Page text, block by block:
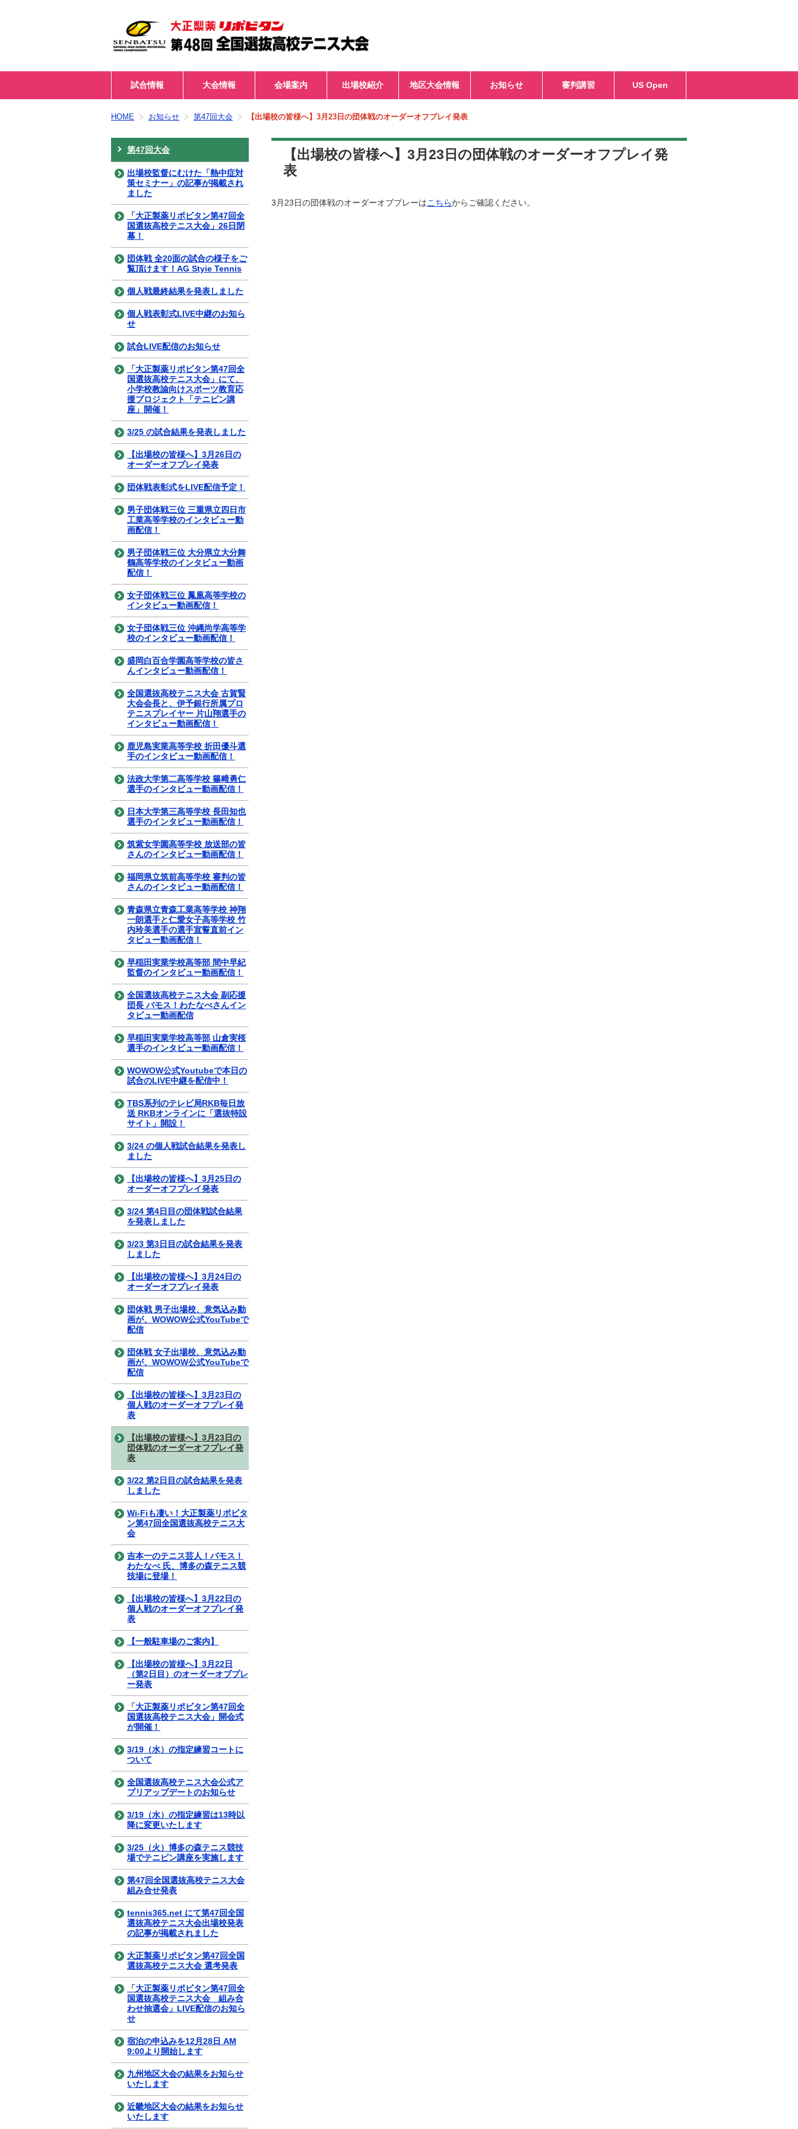
試合情報 大会情報 会場案内 出場校紹介 地区大会情報 お知らせ 審判講習 US Open
HOME お知らせ 第47回大会 【出場校の皆様へ】3月23日の団体戦のオーダーオフプレイ発表
【出場校の皆様へ】3月23日の団体戦のオーダーオフプレイ発
表
3月23日の団体戦のオーダーオブプレーはこちらからご確認ください。
第47回大会
出場校監督にむけた「熱中症対
策セミナー」の記事が掲載され
ました
「大正製薬リポビタン第47回全
国選抜高校テニス大会」26日閉
幕！
団体戦 全20面の試合の様子をご
覧頂けます！AG Styie Tennis
個人戦最終結果を発表しました
個人戦表彰式LIVE中継のお知ら
せ
試合LIVE配信のお知らせ
「大正製薬リポビタン第47回全
国選抜高校テニス大会」にて、
小学校教諭向けスポーツ教育応
援プロジェクト「テニピン講
座」開催！
3/25 の試合結果を発表しました
【出場校の皆様へ】3月26日の
オーダーオフプレイ発表
団体戦表彰式をLIVE配信予定！
男子団体戦三位 三重県立四日市
工業高等学校のインタビュー動
画配信！
男子団体戦三位 大分県立大分舞
鶴高等学校のインタビュー動画
配信！
女子団体戦三位 鳳凰高等学校の
インタビュー動画配信！
女子団体戦三位 沖縄尚学高等学
校のインタビュー動画配信！
盛岡白百合学園高等学校の皆さ
んインタビュー動画配信！
全国選抜高校テニス大会 古賀賢
大会会長と、伊予銀行所属プロ
テニスプレイヤー 片山翔選手の
インタビュー動画配信！
鹿児島実業高等学校 折田優斗選
手のインタビュー動画配信！
法政大学第二高等学校 篠﨑勇仁
選手のインタビュー動画配信！
日本大学第三高等学校 長田知也
選手のインタビュー動画配信！
筑紫女学園高等学校 放送部の皆
さんのインタビュー動画配信！
福岡県立筑前高等学校 審判の皆
さんのインタビュー動画配信！
青森県立青森工業高等学校 神翔
一朗選手と仁愛女子高等学校 竹
内玲美選手の選手宣誓直前イン
タビュー動画配信！
早稲田実業学校高等部 間中早紀
監督のインタビュー動画配信！
全国選抜高校テニス大会 副応援
団長 バモス！わたなべさんイン
タビュー動画配信
早稲田実業学校高等部 山倉実桜
選手のインタビュー動画配信！
WOWOW公式Youtubeで本日の
試合のLIVE中継を配信中！
TBS系列のテレビ局RKB毎日放
送 RKBオンラインに「選抜特設
サイト」開設！
3/24 の個人戦試合結果を発表し
ました
【出場校の皆様へ】3月25日の
オーダーオフプレイ発表
3/24 第4日目の団体戦試合結果
を発表しました
3/23 第3日目の試合結果を発表
しました
【出場校の皆様へ】3月24日の
オーダーオフプレイ発表
団体戦 男子出場校、意気込み動
画が、WOWOW公式YouTubeで
配信
団体戦 女子出場校、意気込み動
画が、WOWOW公式YouTubeで
配信
【出場校の皆様へ】3月23日の
個人戦のオーダーオフプレイ発
表
【出場校の皆様へ】3月23日の
団体戦のオーダーオフプレイ発
表
3/22 第2日目の試合結果を発表
しました
Wi-Fiも凄い！大正製薬リポビタ
ン第47回全国選抜高校テニス大
会
吉本一のテニス芸人！バモス！
わたなべ 氏、博多の森テニス競
技場に登場！
【出場校の皆様へ】3月22日の
個人戦のオーダーオフプレイ発
表
【一般駐車場のご案内】
【出場校の皆様へ】3月22日
（第2日目）のオーダーオブプレ
ー発表
「大正製薬リポビタン第47回全
国選抜高校テニス大会」開会式
が開催！
3/19（水）の指定練習コートに
ついて
全国選抜高校テニス大会公式ア
プリアップデートのお知らせ
3/19（水）の指定練習は13時以
降に変更いたします
3/25（火）博多の森テニス競技
場でテニピン講座を実施します
第47回全国選抜高校テニス大会
組み合せ発表
tennis365.net にて第47回全国
選抜高校テニス大会出場校発表
の記事が掲載されました
大正製薬リポビタン第47回全国
選抜高校テニス大会 選考発表
「大正製薬リポビタン第47回全
国選抜高校テニス大会 組み合
わせ抽選会」LIVE配信のお知ら
せ
宿泊の申込みを12月28日 AM
9:00より開始します
九州地区大会の結果をお知らせ
いたします
近畿地区大会の結果をお知らせ
いたします